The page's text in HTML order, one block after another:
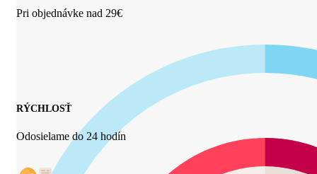
Pri objednávke nad 29€
RÝCHLOSŤ
Odosielame do 24 hodín